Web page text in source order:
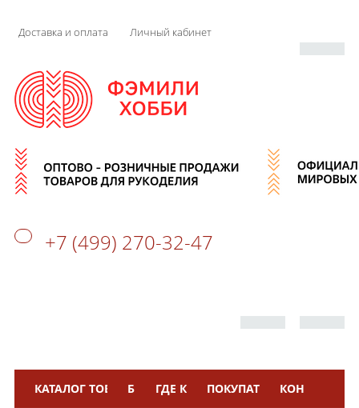
Доставка и оплата Личный кабинет
+7 (499) 270-32-47
КАТАЛОГ ТОВАРОВБРЕНДЫГДЕ КУПИТЬПОКУПАТЕЛЯМКОНТАКТЫ